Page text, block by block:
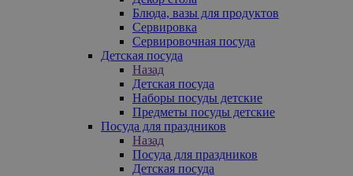
Блюда, вазы для продуктов
Сервировка
Сервировочная посуда
Детская посуда
Назад
Детская посуда
Наборы посуды детские
Предметы посуды детские
Посуда для праздников
Назад
Посуда для праздников
Детская посуда